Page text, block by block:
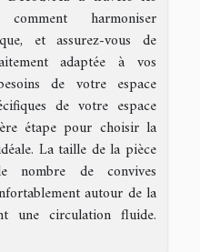
harmoniser
et assurez-vous de
adaptée à vos
de votre espace
de votre espace
étape pour choisir la
La taille de la pièce
nombre de convives
autour de la
une circulation fluide.